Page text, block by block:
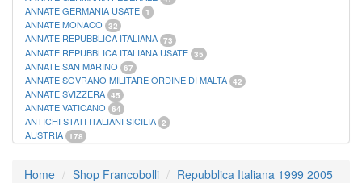
ANNATE GERMANIA USATE 1
ANNATE MONACO 32
ANNATE REPUBBLICA ITALIANA 73
ANNATE REPUBBLICA ITALIANA USATE 35
ANNATE SAN MARINO 67
ANNATE SOVRANO MILITARE ORDINE DI MALTA 42
ANNATE SVIZZERA 45
ANNATE VATICANO 64
ANTICHI STATI ITALIANI SICILIA 2
AUSTRIA 178
CASTELROSSO 10
Home Shop Francobolli
Repubblica Italiana 1999 2005